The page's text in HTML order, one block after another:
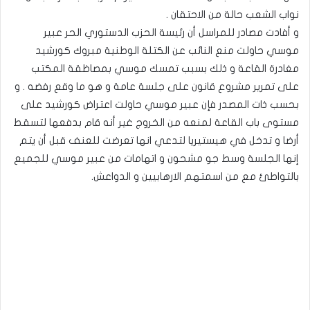
نواب الشعب حالة من الاحتقان .
و أفادت مصادر للمراسل أن رئيسة الحزب الدستوري الحر عبير
موسي حاولت منع النائب عن الكتلة الوطنية مبروك كورشيد
مغادرة القاعة و ذلك بسبب تمسك موسي بمصاظقة المكتب
على تمرير مشروع قانون على جلسة عامة و هو ما وقع رفضه . و
بحسب ذات المصدر فإن عبير موسي حاولت اعتراض كورشيد على
مستوى باب القاعة لمنعه من الخروج غير أنه قام بدفعها لتسقط
أرضا و تدخل في هيستيريا لتدعي انها تعرضت للعنف قبل أن يتم
إنها الجلسة وسط جو مشحون و اتهامات من عبير موسي للجميع
بالتواطئ مع من اسمتهم الارهابيين و الدواعش.